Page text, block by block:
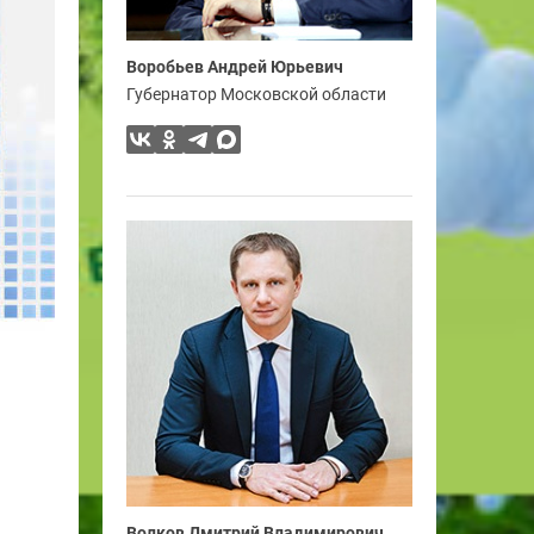
Воробьев Андрей Юрьевич
Губернатор Московской области